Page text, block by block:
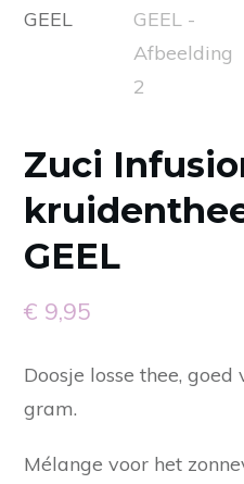
Zuci
GEEL
€ 9,95
Doosje losse thee,
gram.
Mélange voor het